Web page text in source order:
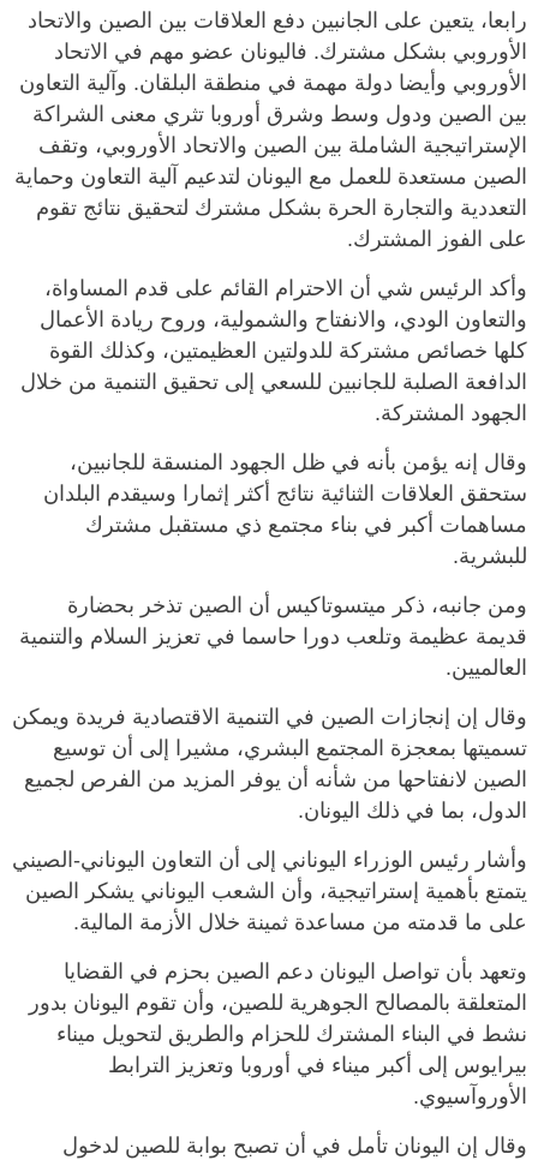
رابعا، يتعين على الجانبين دفع العلاقات بين الصين والاتحاد
الأوروبي بشكل مشترك. فاليونان عضو مهم في الاتحاد
الأوروبي وأيضا دولة مهمة في منطقة البلقان. وآلية التعاون
بين الصين ودول وسط وشرق أوروبا تثري معنى الشراكة
الإستراتيجية الشاملة بين الصين والاتحاد الأوروبي، وتقف
الصين مستعدة للعمل مع اليونان لتدعيم آلية التعاون وحماية
التعددية والتجارة الحرة بشكل مشترك لتحقيق نتائج تقوم
على الفوز المشترك.
وأكد الرئيس شي أن الاحترام القائم على قدم المساواة،
والتعاون الودي، والانفتاح والشمولية، وروح ريادة الأعمال
كلها خصائص مشتركة للدولتين العظيمتين، وكذلك القوة
الدافعة الصلبة للجانبين للسعي إلى تحقيق التنمية من خلال
الجهود المشتركة.
وقال إنه يؤمن بأنه في ظل الجهود المنسقة للجانبين،
ستحقق العلاقات الثنائية نتائج أكثر إثمارا وسيقدم البلدان
مساهمات أكبر في بناء مجتمع ذي مستقبل مشترك
للبشرية.
ومن جانبه، ذكر ميتسوتاكيس أن الصين تذخر بحضارة
قديمة عظيمة وتلعب دورا حاسما في تعزيز السلام والتنمية
العالميين.
وقال إن إنجازات الصين في التنمية الاقتصادية فريدة ويمكن
تسميتها بمعجزة المجتمع البشري، مشيرا إلى أن توسيع
الصين لانفتاحها من شأنه أن يوفر المزيد من الفرص لجميع
الدول، بما في ذلك اليونان.
وأشار رئيس الوزراء اليوناني إلى أن التعاون اليوناني-الصيني
يتمتع بأهمية إستراتيجية، وأن الشعب اليوناني يشكر الصين
على ما قدمته من مساعدة ثمينة خلال الأزمة المالية.
وتعهد بأن تواصل اليونان دعم الصين بحزم في القضايا
المتعلقة بالمصالح الجوهرية للصين، وأن تقوم اليونان بدور
نشط في البناء المشترك للحزام والطريق لتحويل ميناء
بيرايوس إلى أكبر ميناء في أوروبا وتعزيز الترابط
الأوروآسيوي.
وقال إن اليونان تأمل في أن تصبح بوابة للصين لدخول